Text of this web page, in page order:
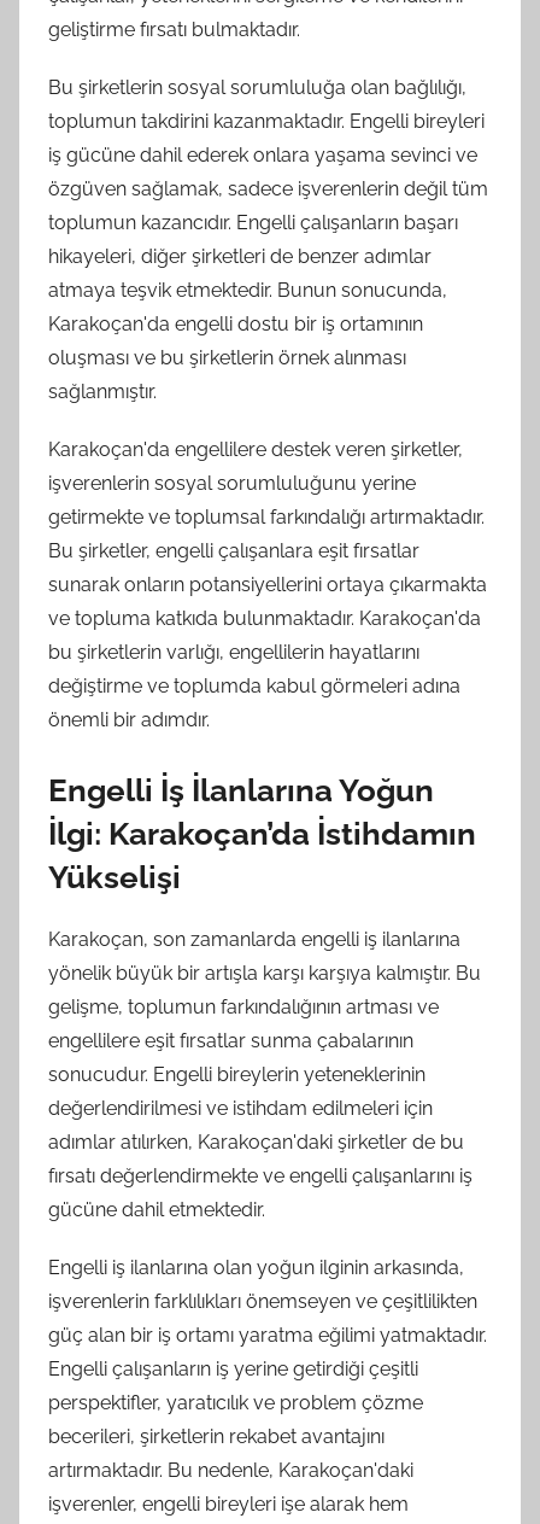
geliştirme fırsatı bulmaktadır.
Bu şirketlerin sosyal sorumluluğa olan bağlılığı,
toplumun takdirini kazanmaktadır. Engelli bireyleri
iş gücüne dahil ederek onlara yaşama sevinci ve
özgüven sağlamak, sadece işverenlerin değil tüm
toplumun kazancıdır. Engelli çalışanların başarı
hikayeleri, diğer şirketleri de benzer adımlar
atmaya teşvik etmektedir. Bunun sonucunda,
Karakoçan'da engelli dostu bir iş ortamının
oluşması ve bu şirketlerin örnek alınması
sağlanmıştır.
Karakoçan'da engellilere destek veren şirketler,
işverenlerin sosyal sorumluluğunu yerine
getirmekte ve toplumsal farkındalığı artırmaktadır.
Bu şirketler, engelli çalışanlara eşit fırsatlar
sunarak onların potansiyellerini ortaya çıkarmakta
ve topluma katkıda bulunmaktadır. Karakoçan'da
bu şirketlerin varlığı, engellilerin hayatlarını
değiştirme ve toplumda kabul görmeleri adına
önemli bir adımdır.
Engelli İş İlanlarına Yoğun
İlgi: Karakoçan’da İstihdamın
Yükselişi
Karakoçan, son zamanlarda engelli iş ilanlarına
yönelik büyük bir artışla karşı karşıya kalmıştır. Bu
gelişme, toplumun farkındalığının artması ve
engellilere eşit fırsatlar sunma çabalarının
sonucudur. Engelli bireylerin yeteneklerinin
değerlendirilmesi ve istihdam edilmeleri için
adımlar atılırken, Karakoçan'daki şirketler de bu
fırsatı değerlendirmekte ve engelli çalışanlarını iş
gücüne dahil etmektedir.
Engelli iş ilanlarına olan yoğun ilginin arkasında,
işverenlerin farklılıkları önemseyen ve çeşitlilikten
güç alan bir iş ortamı yaratma eğilimi yatmaktadır.
Engelli çalışanların iş yerine getirdiği çeşitli
perspektifler, yaratıcılık ve problem çözme
becerileri, şirketlerin rekabet avantajını
artırmaktadır. Bu nedenle, Karakoçan'daki
işverenler, engelli bireyleri işe alarak hem